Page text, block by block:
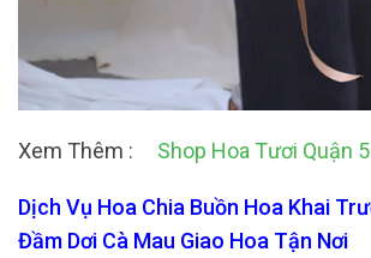
Xem Thêm : Shop Hoa Tươi Quận 5
Dịch Vụ Hoa Chia Buồn Hoa Khai
Đầm Dơi Cà Mau Giao Hoa Tận Nơi